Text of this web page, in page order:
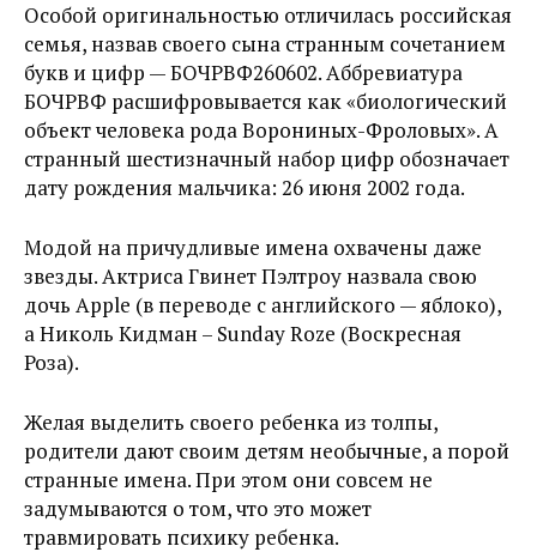
Особой оригинальностью отличилась российская
семья, назвав своего сына странным сочетанием
букв и цифр — БОЧРВФ260602. Аббревиатура
БОЧРВФ расшифровывается как «биологический
объект человека рода Ворониных-Фроловых». А
странный шестизначный набор цифр обозначает
дату рождения мальчика: 26 июня 2002 года.
Модой на причудливые имена охвачены даже
звезды. Актриса Гвинет Пэлтроу назвала свою
дочь Apple (в переводе с английского — яблоко),
а Николь Кидман – Sunday Roze (Воскресная
Роза).
Желая выделить своего ребенка из толпы,
родители дают своим детям необычные, а порой
странные имена. При этом они совсем не
задумываются о том, что это может
травмировать психику ребенка.